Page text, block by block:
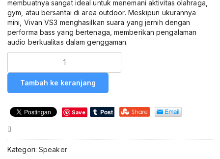
membuatnya sangat ideal untuk menemani aktivitas olahraga,
gym, atau bersantai di area outdoor. Meskipun ukurannya
mini, Vivan VS3 menghasilkan suara yang jernih dengan
performa bass yang bertenaga, memberikan pengalaman
audio berkualitas dalam genggaman.
VS3
Bluetooth
Speaker
Portable
Waterproof
IPX5
Air
Tambah ke keranjang
Save
Kategori: Speaker